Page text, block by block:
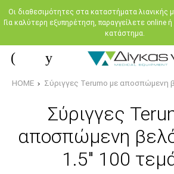
Oι διαθεσιμότητες στα καταστήματα λιανικής
Για καλύτερη εξυπηρέτηση, παραγγείλετε online
κατάστημα.
HOME Σύριγγες Terumo με αποσπώμενη
Σύριγγες
αποσπώμενη
1.5" 100